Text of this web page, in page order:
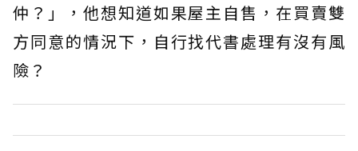
仲？」，他想知道如果屋主自售，在買賣雙
方同意的情況下，自行找代書處理有沒有風
險？